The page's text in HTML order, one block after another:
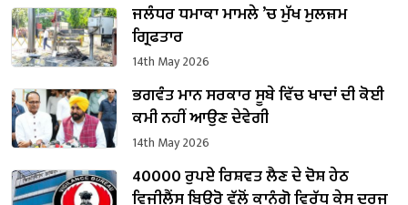
ਜਲੰਧਰ ਧਮਾਕਾ ਮਾਮਲੇ ’ਚ ਮੁੱਖ ਮੁਲਜ਼ਮ
ਗ੍ਰਿਫਤਾਰ
14th May 2026
ਭਗਵੰਤ ਮਾਨ ਸਰਕਾਰ ਸੂਬੇ ਵਿੱਚ ਖਾਦਾਂ ਦੀ ਕੋਈ
ਕਮੀ ਨਹੀਂ ਆਉਣ ਦੇਵੇਗੀ
14th May 2026
40000 ਰੁਪਏ ਰਿਸ਼ਵਤ ਲੈਣ ਦੇ ਦੋਸ਼ ਹੇਠ